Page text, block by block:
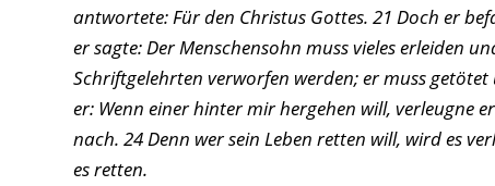
antwortete: Für den Christus Gottes. 21 Doch er
er sagte: Der Menschensohn muss vieles erleiden
Schriftgelehrten verworfen werden; er muss
er: Wenn einer hinter mir hergehen will, verleugne
nach. 24 Denn wer sein Leben retten will, wird es
es retten.